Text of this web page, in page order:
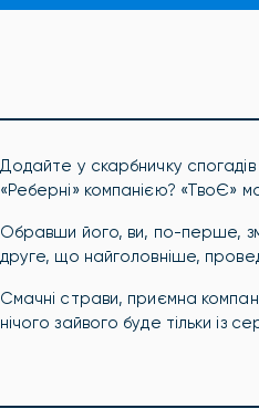
Додайте у скарбничку спогадів
«Реберні» компанією? «ТвоЄ»
Обравши його, ви, по-перше,
друге, що найголовніше,
Смачні страви, приємна
нічого зайвого буде тільки із